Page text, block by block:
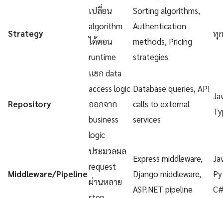
Strategy
เปลี่ยน
algorithm
ได้ตอน
runtime
Sorting algorithms,
Authentication
methods, Pricing
strategies
ทุ
Repository
แยก data
access logic
ออกจาก
business
logic
Database queries, API
calls to external
services
Middleware/Pipeline
ประมวลผล
request
ผ่านหลาย
Express middleware,
Django middleware,
ASP.NET pipeline